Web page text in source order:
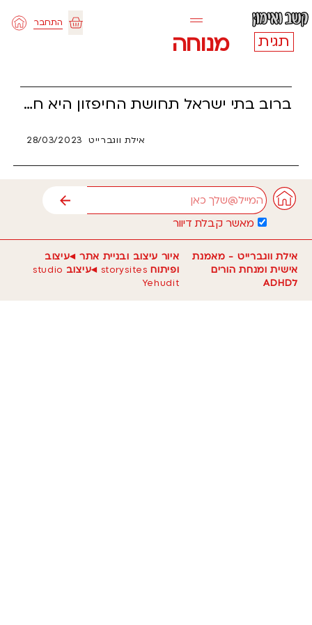
דילוג
לתוכן
עגלת
התחבר
תגית מנוחה
ברוב בתי ישראל תחושת החיפזון היא חלק אינטגרלי בתקופת ערב פסח, בואו רגע נסתכל על חיפזון מהצד הנוירוביולוגי של הסיפור.
אילת ווגברייט 28/03/2023
אימייל
מאשר קבלת דיוור
שליחה
אילת ווגברייט - מאמנת
אישית ומנחת הורים
לADHD
איור עיצוב ובניית אתר ◂עיצוב
ופיתוח storysites ◂עיצוב studio
Yehudit